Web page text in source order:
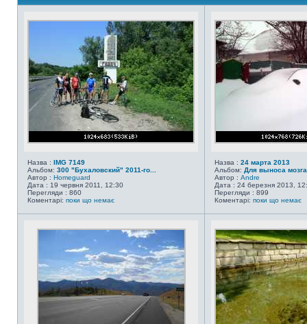
Назва : IMG 7149
Альбом: 300 "Бухаловский" 2011-го...
Автор : Homeguard
Дата : 19 червня 2011, 12:30
Перегляди : 860
Коментарі: поки що немає
Назва : 24 марта 2013
Альбом: Для выноса мозга
Автор : Andre
Дата : 24 березня 2013,
Перегляди : 899
Коментарі: поки що немає